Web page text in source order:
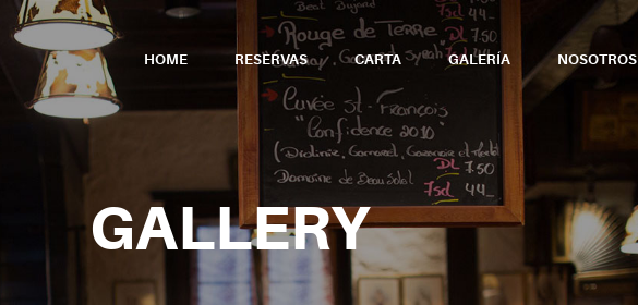
HOME RESERVAS CARTA GALERÍA NOSOTROS
GALLERY